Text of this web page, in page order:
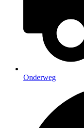
Onderweg